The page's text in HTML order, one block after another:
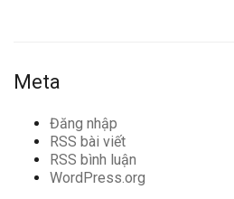
Meta
Đăng nhập
RSS bài viết
RSS bình luận
WordPress.org